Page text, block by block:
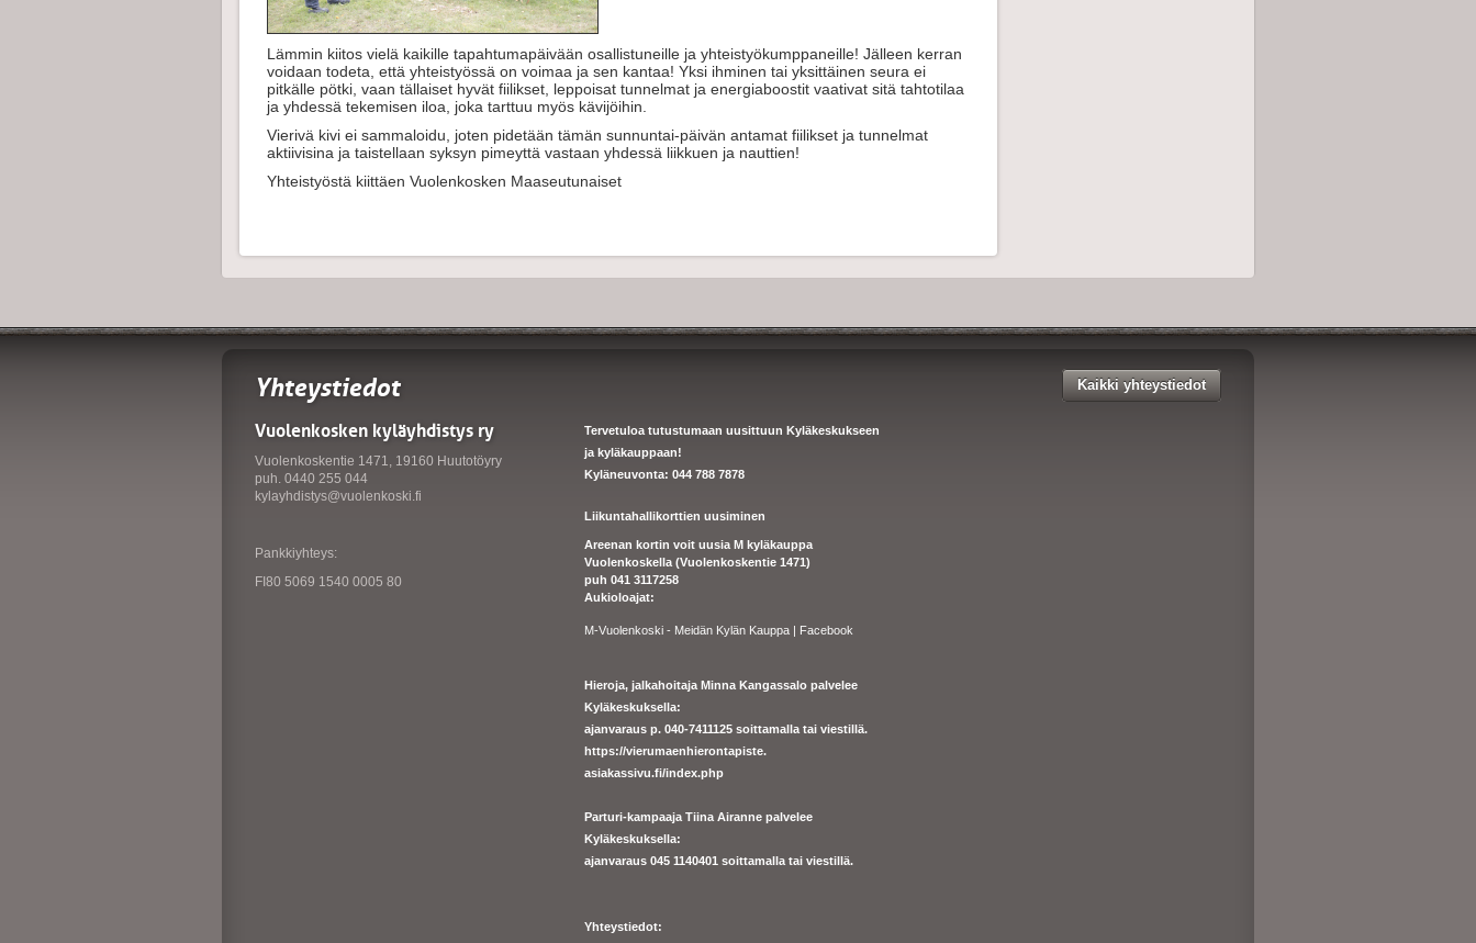
Lämmin kiitos vielä kaikille tapahtumapäivään osallistuneille ja yhteistyökumppaneille! Jälleen kerran
voidaan todeta, että yhteistyössä on voimaa ja sen kantaa! Yksi ihminen tai yksittäinen seura ei
pitkälle pötki, vaan tällaiset hyvät fiilikset, leppoisat tunnelmat ja energiaboostit vaativat sitä tahtotilaa
ja yhdessä tekemisen iloa, joka tarttuu myös kävijöihin.
Vierivä kivi ei sammaloidu, joten pidetään tämän sunnuntai-päivän antamat fiilikset ja tunnelmat
aktiivisina ja taistellaan syksyn pimeyttä vastaan yhdessä liikkuen ja nauttien!
Yhteistyöstä kiittäen Vuolenkosken Maaseutunaiset
Kaikki yhteystiedot
Yhteystiedot
Vuolenkosken kyläyhdistys ry
Vuolenkoskentie 1471, 19160 Huutotöyry
puh. 0440 255 044
kylayhdistys@vuolenkoski.fi
Pankkiyhteys:
FI80 5069 1540 0005 80
Tervetuloa tutustumaan uusittuun Kyläkeskukseen
ja kyläkauppaan!
Kyläneuvonta: 044 788 7878
Liikuntahallikorttien uusiminen
Areenan kortin voit uusia M kyläkauppa
Vuolenkoskella (Vuolenkoskentie 1471)
puh 041 3117258
Aukioloajat:
M-Vuolenkoski - Meidän Kylän Kauppa | Facebook
Hieroja, jalkahoitaja Minna Kangassalo palvelee
Kyläkeskuksella:
ajanvaraus p. 040-7411125 soittamalla tai viestillä.
https://vierumaenhierontapiste.
asiakassivu.fi/index.php
Parturi-kampaaja Tiina Airanne palvelee
Kyläkeskuksella:
ajanvaraus 045 1140401 soittamalla tai viestillä.
Yhteystiedot: